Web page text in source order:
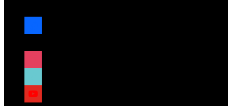
facebook
x
instagram
tiktok
youtube